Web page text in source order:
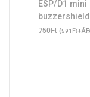
ESP/D1
750Ft (591 Ft